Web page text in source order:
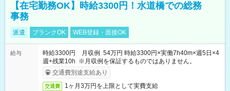
【在宅勤務OK】時給3300円！水道橋での総務
事務
派遣 ブランクOK WEB登録・面接OK
給与
時給3300円 月収例 54万円 時給3300円×実働7h40m×週5日×4
週+残業10h ※月収例を保証するものではありません。
交通費別途支給あり
交通費 1ヶ月3万円を上限として実費支給